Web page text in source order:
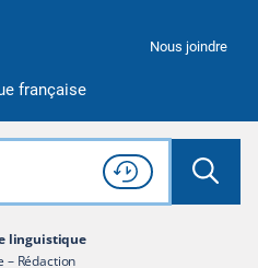
française
Nous joindre
Rechercher dans tout le site
Lancer
Consulter l'
Historique
de recherche
linguistique
– Rédaction